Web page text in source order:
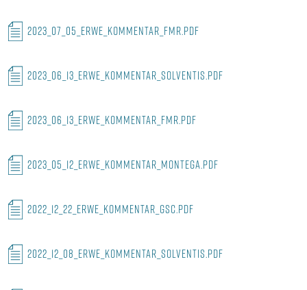
2023_07_05_ERWE_Kommentar_FMR.PDF
2023_06_13_ERWE_KOMMENTAR_SOLVENTIS.PDF
2023_06_13_ERWE_KOMMENTAR_FMR.PDF
2023_05_12_ERWE_KOMMENTAR_Montega.PDF
2022_12_22_ERWE_KOMMENTAR_GSC.PDF
2022_12_08_ERWE_KOMMENTAR_SOLVENTIS.PDF